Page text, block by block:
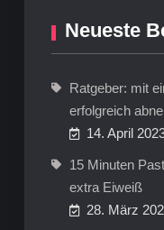
Neueste
Ratgeber: mit
erfolgreich
14. April
15 Minuten
extra Eiweiß
28. März